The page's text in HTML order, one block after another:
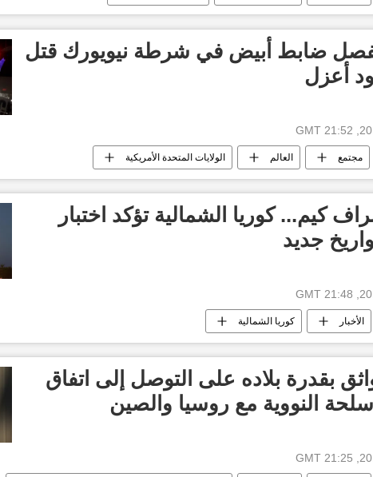
ضابط أبيض في شرطة نيويورك قتل
أعزل
مجتمع العالم الولايات المتحدة الأمريكية
كيم... كوريا الشمالية تؤكد اختبار
جديد
الأخبار كوريا الشمالية
بقدرة بلاده على التوصل إلى اتفاق
النووية مع روسيا والصين